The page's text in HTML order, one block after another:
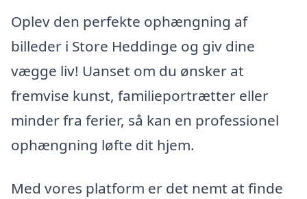
Oplev den perfekte ophængning af
billeder i Store Heddinge og giv dine
vægge liv! Uanset om du ønsker at
fremvise kunst, familieportrætter eller
minder fra ferier, så kan en professionel
ophængning løfte dit hjem.
Med vores platform er det nemt at finde